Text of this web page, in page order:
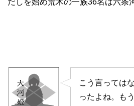
だしを始め荒木の一族36名は六条
こう言っては
ったよね。も